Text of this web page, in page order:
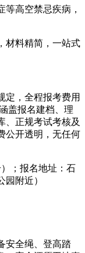
高空禁忌疾病，
材料精简，一站式
定，全程报考费用
盖报名建档、理
、正规考试考核及
公开透明，无任何
；报名地址：石
附近）
安全绳、登高踏